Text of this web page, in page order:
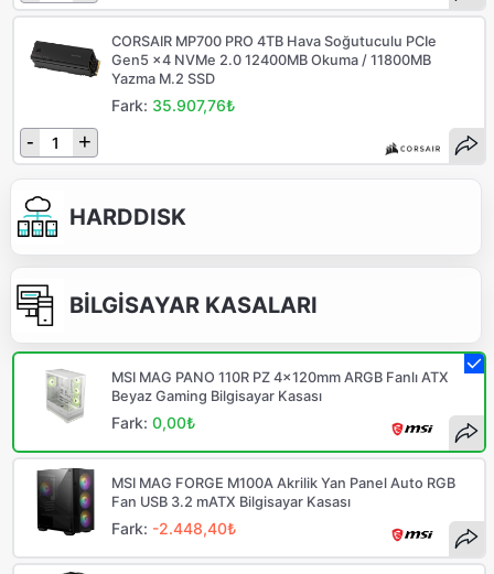
CORSAIR MP700 PRO 4TB Hava Soğutuculu PCIe
Gen5 x4 NVMe 2.0 12400MB Okuma / 11800MB
Yazma M.2 SSD
Fark: 35.907,76₺
- +
HARDDISK
BİLGİSAYAR KASALARI
MSI MAG PANO 110R PZ 4x120mm ARGB Fanlı ATX
Beyaz Gaming Bilgisayar Kasası
Fark:0,00₺
MSI MAG FORGE M100A Akrilik Yan Panel Auto RGB
Fan USB 3.2 mATX Bilgisayar Kasası
Fark: -2.448,40₺